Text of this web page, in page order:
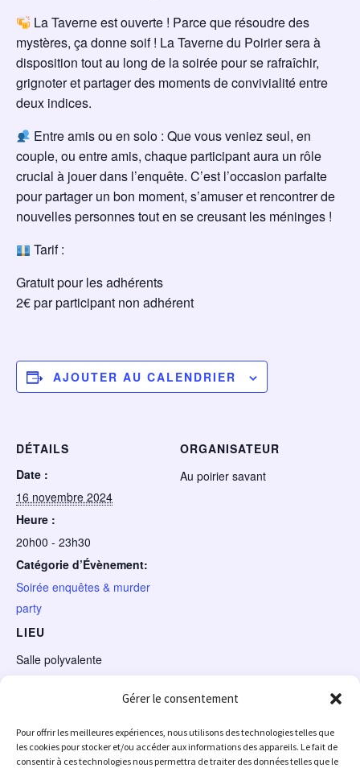
Gérer le consentement
Pour offrir les meilleures expériences, nous utilisons des technologies telles que
les cookies pour stocker et/ou accéder aux informations des appareils. Le fait de
consentir à ces technologies nous permettra de traiter des données telles que le
La Taverne est ouverte ! Parce que résoudre des
mystères, ça donne soif ! La Taverne du Poirier sera à
disposition tout au long de la soirée pour se rafraîchir,
grignoter et partager des moments de convivialité entre
deux indices.
Entre amis ou en solo : Que vous veniez seul, en
couple, ou entre amis, chaque participant aura un rôle
crucial à jouer dans l’enquête. C’est l’occasion parfaite
pour partager un bon moment, s’amuser et rencontrer de
nouvelles personnes tout en se creusant les méninges !
Tarif :
Gratuit pour les adhérents
2€ par participant non adhérent
AJOUTER AU CALENDRIER
DÉTAILS
Date :
16 novembre 2024
Heure :
20h00 - 23h30
Catégorie d’Évènement:
Soirée enquêtes & murder
party
LIEU
Salle polyvalente
ORGANISATEUR
Au poirier savant
Horrifique.